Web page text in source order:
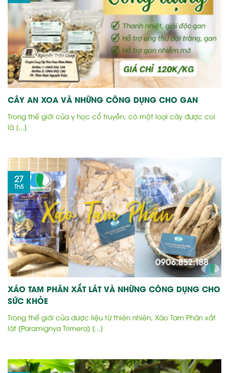
CÂY AN XOA VÀ NHỮNG CÔNG DỤNG CHO GAN
Trong thế giới của y học cổ truyền, có một loại cây được coi
là [...]
XÁO TAM PHÂN XẮT LÁT VÀ NHỮNG CÔNG DỤNG CHO
SỨC KHỎE
Trong thế giới của dược liệu từ thiên nhiên, Xáo Tam Phân xắt
lát (Paramignya Trimera) [...]
27
Th5